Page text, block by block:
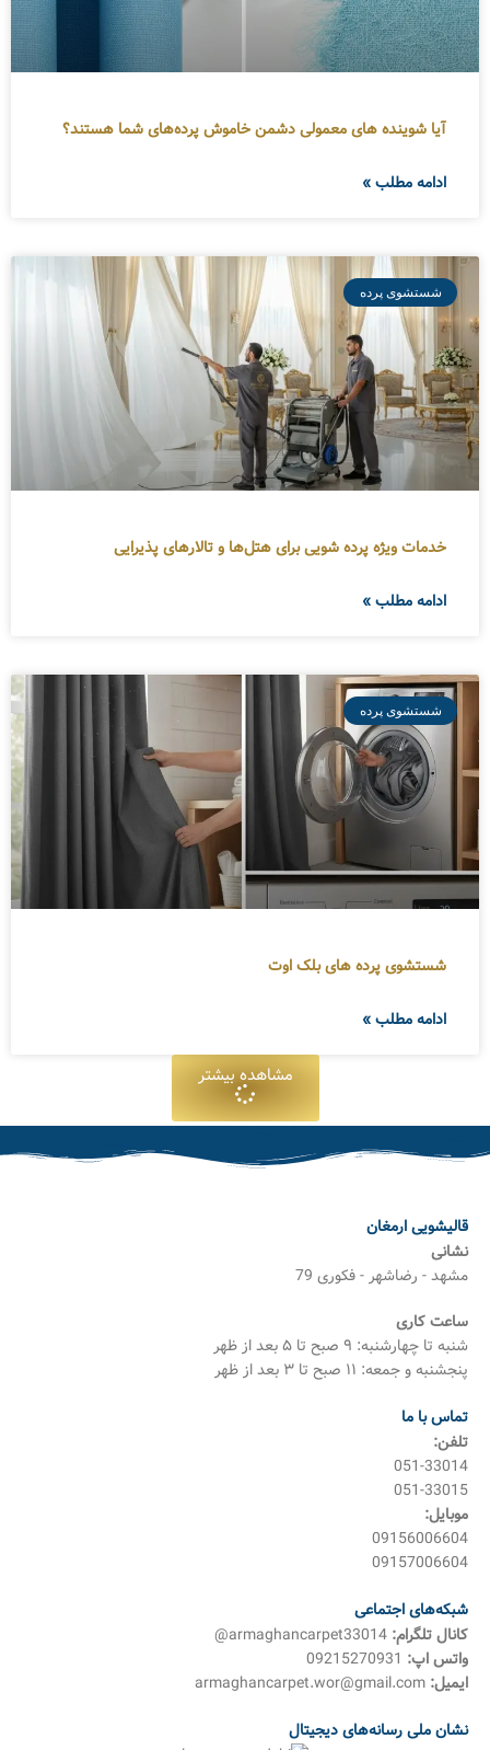
آیا شوینده های معمولی دشمن خاموش پرده‌های شما هستند؟
ادامه مطلب »
شستشوی پرده
خدمات ویژه پرده شویی برای هتل‌ها و تالارهای پذیرایی
ادامه مطلب »
شستشوی پرده
شستشوی پرده های بلک اوت
ادامه مطلب »
مشاهده بیشتر
قالیشویی ارمغان
نشانی
مشهد - رضاشهر - فکوری 79
ساعت کاری
شنبه تا چهارشنبه: ۹ صبح تا ۵ بعد از ظهر
پنجشنبه و جمعه: ۱۱ صبح تا ۳ بعد از ظهر
تماس با ما
تلفن:
051-33014
051-33015
موبایل:
09156006604
09157006604
شبکه‌های اجتماعی
کانال تلگرام:
واتس اپ: 09215270931
ایمیل:
نشان ملی رسانه‌های دیجیتال